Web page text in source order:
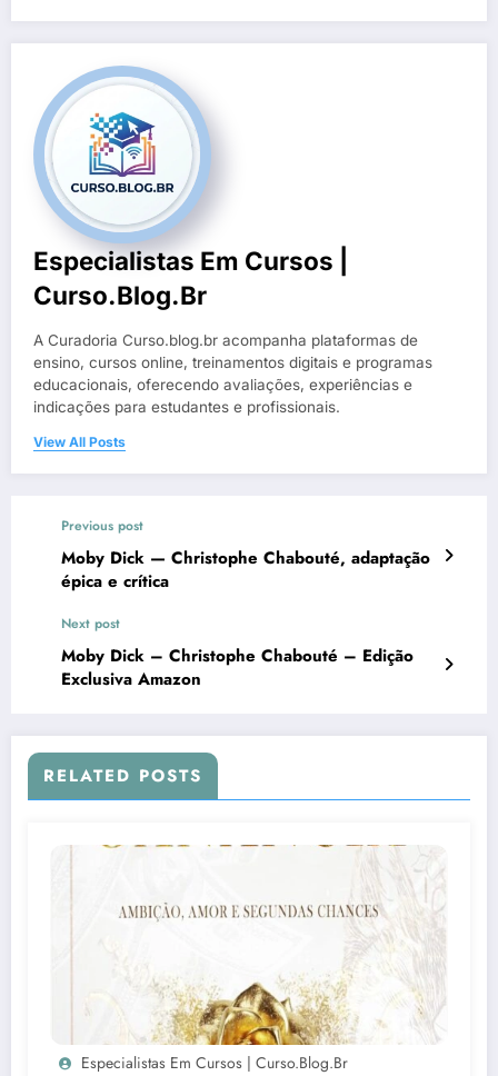
Especialistas Em Cursos |
Curso.blog.br
A Curadoria Curso.blog.br acompanha plataformas de
ensino, cursos online, treinamentos digitais e programas
educacionais, oferecendo avaliações, experiências e
indicações para estudantes e profissionais.
View All Posts
Previous post
Moby Dick — Christophe Chabouté, adaptação
épica e crítica
Next post
Moby Dick – Christophe Chabouté – Edição
Exclusiva Amazon
RELATED POSTS
Especialistas Em Cursos | Curso.blog.br